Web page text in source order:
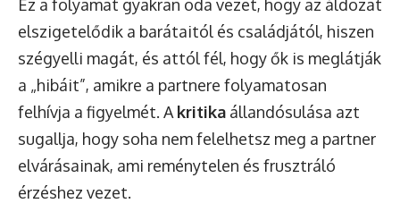
Ez a folyamat gyakran oda vezet, hogy az áldozat
elszigetelődik a barátaitól és családjától, hiszen
szégyelli magát, és attól fél, hogy ők is meglátják
a „hibáit”, amikre a partnere folyamatosan
felhívja a figyelmét. A kritika állandósulása azt
sugallja, hogy soha nem felelhetsz meg a partner
elvárásainak, ami reménytelen és frusztráló
érzéshez vezet.